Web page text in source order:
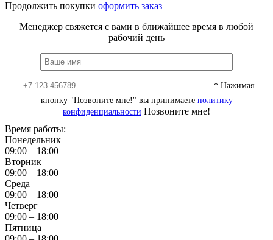
Продолжить покупки оформить заказ
Менеджер свяжется с вами в ближайшее время в любой
рабочий день
* Нажимая
кнопку "Позвоните мне!" вы принимаете политику
конфиденциальности Позвоните мне!
Время работы:
Понедельник
09:00 – 18:00
Вторник
09:00 – 18:00
Среда
09:00 – 18:00
Четверг
09:00 – 18:00
Пятница